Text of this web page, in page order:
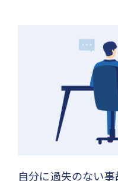
自分に過失のない